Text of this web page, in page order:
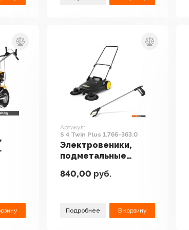
Артикул:
S 4 Twin Plus 1.766-363.0
Электровеники,
подметальные
Twin Plus 1.766-363.0
840,00 руб.
Подробнее В корзину